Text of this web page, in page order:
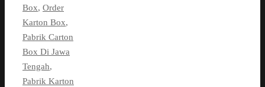
Box, Order
Karton Box,
Pabrik Carton
Box Di Jawa
Tengah,
Pabrik Karton